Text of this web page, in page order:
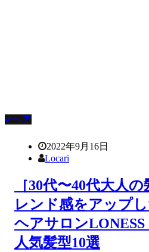
✔ヘア
2022年9月16日
Locari
［30代〜40代大人
レンド感をアップ
ヘアサロン
人気髪型10選